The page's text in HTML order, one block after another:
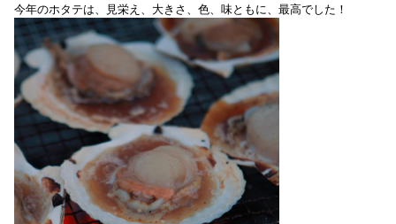
今年のホタテは、見栄え、大きさ、色、味ともに、最高でした！